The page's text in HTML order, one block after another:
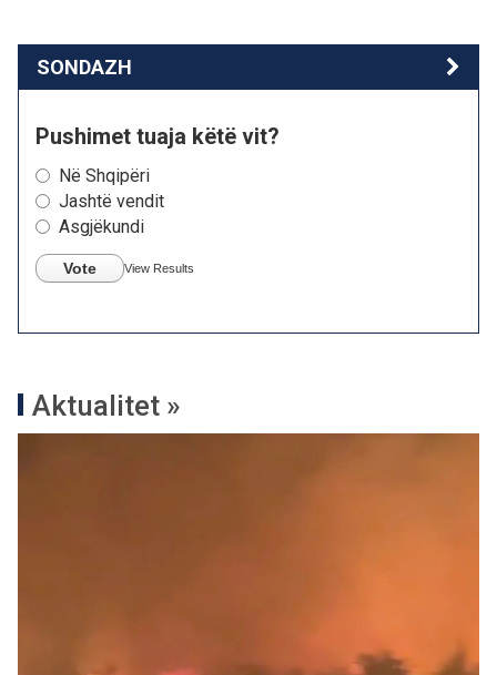
SONDAZH
Pushimet tuaja këtë vit?
Në Shqipëri
Jashtë vendit
Asgjëkundi
Vote View Results
Aktualitet »